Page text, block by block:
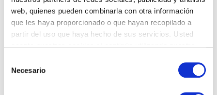
web, quienes pueden combinarla con otra información
que les haya proporcionado o que hayan recopilado a
partir del uso que haya hecho de sus servicios. Usted
Necesario